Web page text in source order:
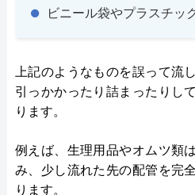
ビニール袋やプラスチッ
上記のようなものを誤って流
引っかかったり詰まったりし
ります。
例えば、生理用品やオムツ類
み、少し流れた先の配管を完
ります。